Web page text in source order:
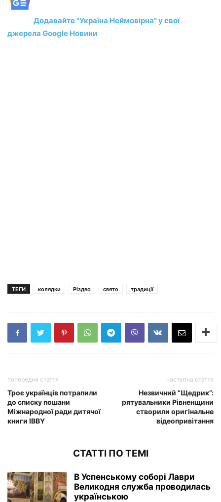
Додавайте "Україна Неймовірна" у свої
джерела Google Новини
ТЕГИ колядки Різдво свято традиції
попередня стаття
Троє українців потрапили
до списку пошани
Міжнародної ради дитячої
книги IBBY
наступна стаття
Незвичний “Щедрик”:
рятувальники Рівненщини
створили оригінальне
відеопривітання
СТАТТІ ПО ТЕМІ
В Успенському соборі Лаври
Великодня служба проводилась
українською